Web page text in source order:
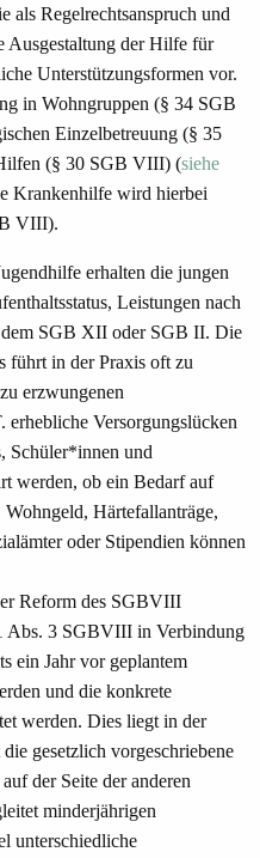
als Regelrechtsanspruch und
Ausgestaltung der Hilfe für
Unterstützungsformen vor.
in Wohngruppen (§ 34 SGB
Einzelbetreuung (§ 35
(§ 30 SGB VIII) (siehe
Krankenhilfe wird hierbei
VIII).
erhalten die jungen
Leistungen nach
dem SGB XII oder SGB II. Die
führt in der Praxis oft zu
erzwungenen
erhebliche Versorgungslücken
Schüler*innen und
werden, ob ein Bedarf auf
Härtefallanträge,
oder Stipendien können
Reform des SGBVIII
Abs. 3 SGBVIII in Verbindung
ein Jahr vor geplantem
und die konkrete
werden. Dies liegt in der
gesetzlich vorgeschriebene
der Seite der anderen
minderjährigen
unterschiedliche